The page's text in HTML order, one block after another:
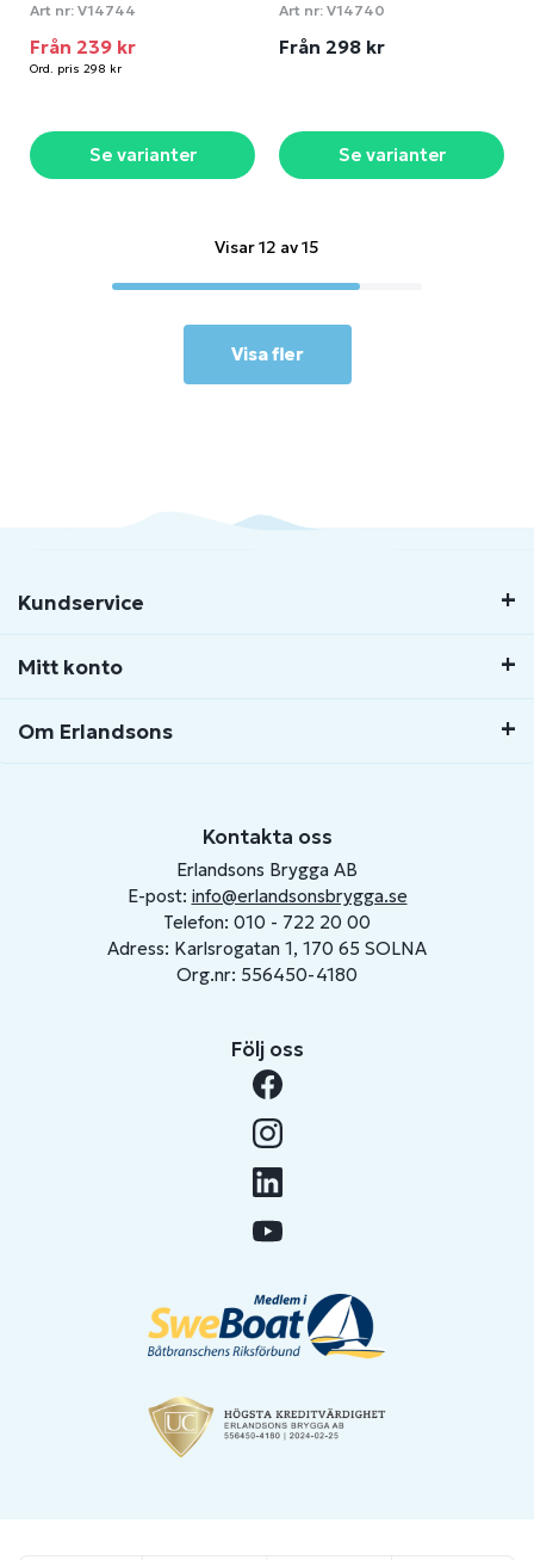
Art nr: V14744
Från 239 kr
Ord. pris 298 kr
Se varianter
Art nr: V14740
Från 298 kr
Se varianter
Visar 12 av 15
Visa fler
Kundservice
Mitt konto
Om Erlandsons
Kontakta oss
Erlandsons Brygga AB
E-post: info@erlandsonsbrygga.se
Telefon: 010 - 722 20 00
Adress: Karlsrogatan 1, 170 65 SOLNA
Org.nr: 556450-4180
Följ oss